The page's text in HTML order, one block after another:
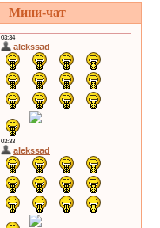
Мини-чат